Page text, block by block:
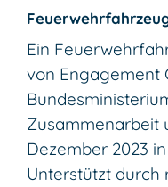
Ein
von Engagement
Zusammenarbeit
Dezember 2023
Unterstützt durch